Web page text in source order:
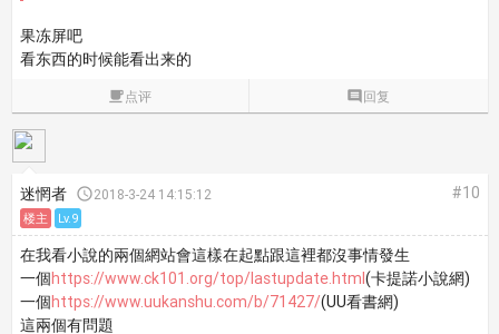
果冻屏吧
看东西的时候能看出来的
点评  回复
迷惘者 2018-3-24 14:15:12 #10
楼主 Lv.9
在我看小說的兩個網站會這樣在起點跟這裡都沒事情發生
一個https://www.ck101.org/top/lastupdate.html(卡提諾小說網)
一個https://www.uukanshu.com/b/71427/(UU看書網)
這兩個有問題